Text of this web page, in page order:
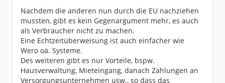
Nachdem die anderen nun durch die EU nachziehen
mussten, gibt es kein Gegenargument mehr, es auch
als Verbraucher nicht zu machen.
Eine Echtzeitüberweisung ist auch einfacher wie
Wero oä. Systeme.
Des weiteren gibt es nur Vorteile, bspw.
Hausverwaltung, Mieteingang, danach Zahlungen an
Versorgungsunternehmen usw., so dass das